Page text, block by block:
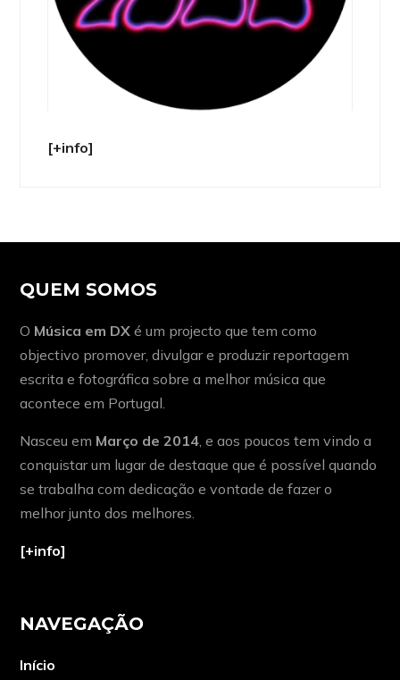
[+info]
QUEM SOMOS
O Música em DX é um projecto que tem como
objectivo promover, divulgar e produzir reportagem
escrita e fotográfica sobre a melhor música que
acontece em Portugal.
Nasceu em Março de 2014, e aos poucos tem vindo a
conquistar um lugar de destaque que é possível quando
se trabalha com dedicação e vontade de fazer o
melhor junto dos melhores.
[+info]
NAVEGAÇÃO
Início